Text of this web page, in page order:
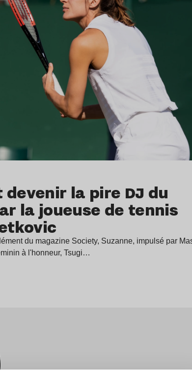
devenir la pire DJ du
la joueuse de tennis
du magazine Society, Suzanne, impulsé par
à l'honneur, Tsugi…